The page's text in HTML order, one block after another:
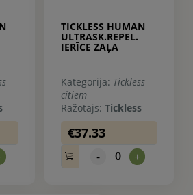
TICKLESS HUMAN
ULTRASK.REPEL.
IERĪCE ZAĻA
Kategorija: Tickless
citiem
Ražotājs: Tickless
€37.33
- 0 +